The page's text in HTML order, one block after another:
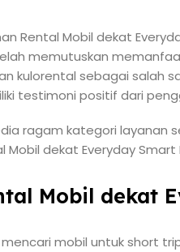
Rental Mobil dekat
memutuskan
kulorental sebagai salah
testimoni positif dari
ragam kategori layanan
Mobil dekat Everyday
Mobil dekat
mobil untuk short